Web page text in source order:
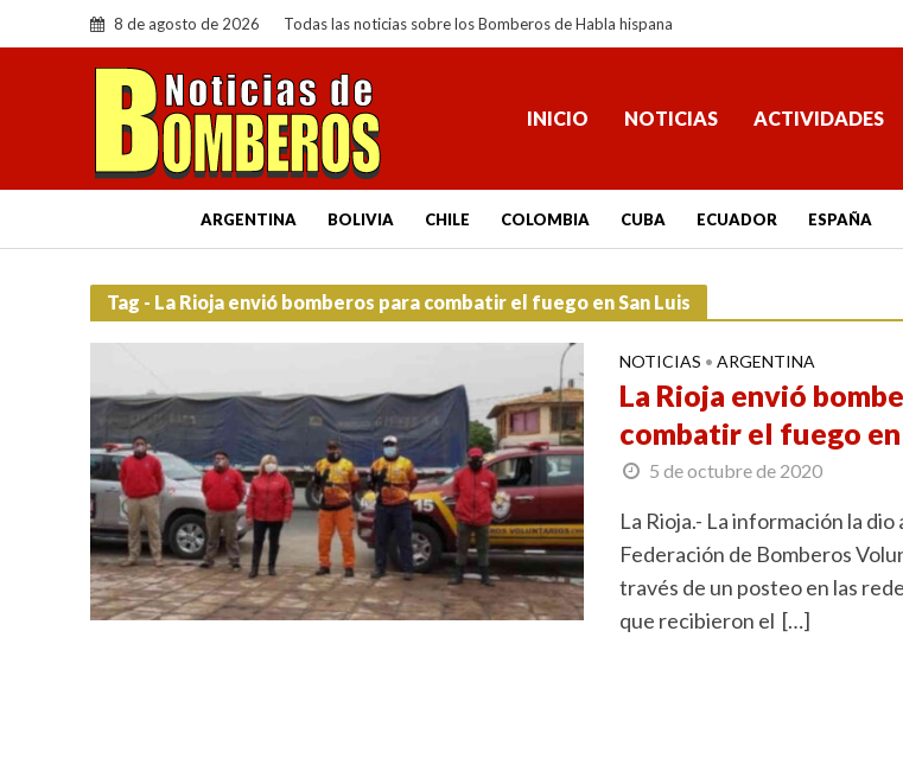
8 de agosto de 2026 Todas las noticias sobre los Bomberos de Habla hispana
INICIO NOTICIAS ACTIVIDADES
ARGENTINA BOLIVIA CHILE COLOMBIA CUBA ECUADOR ESPAÑA
Tag - La Rioja envió bomberos para combatir el fuego en San Luis
NOTICIAS • ARGENTINA
La Rioja envió
combatir el fuego en
5 de octubre de 2020
La Rioja.- La información la dio
Federación de Bomberos
través de un posteo en las
que recibieron el […]